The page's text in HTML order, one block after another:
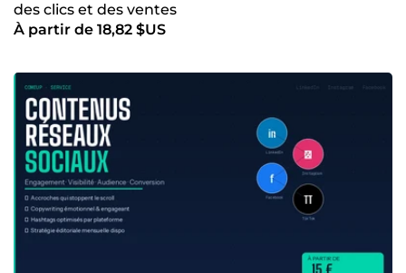
des clics et des ventes
À partir de 18,82 $US